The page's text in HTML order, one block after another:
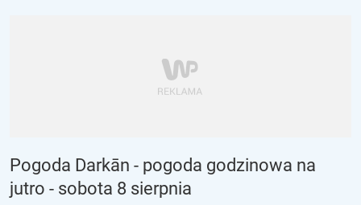
Pogoda Darkān - pogoda godzinowa na
jutro - sobota 8 sierpnia